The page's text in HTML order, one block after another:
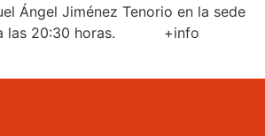
Ángel Jiménez Tenorio en la sede
a las 20:30 horas. +info